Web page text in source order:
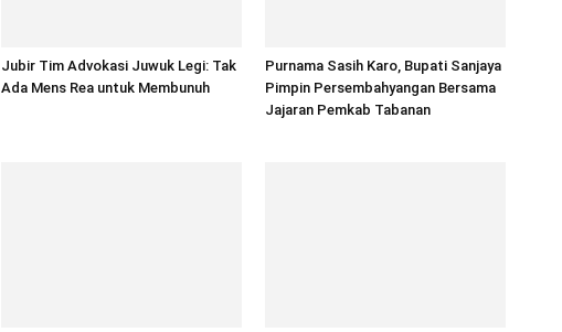
Jubir Tim Advokasi Juwuk Legi: Tak
Ada Mens Rea untuk Membunuh
Purnama Sasih Karo, Bupati Sanjaya
Pimpin Persembahyangan Bersama
Jajaran Pemkab Tabanan